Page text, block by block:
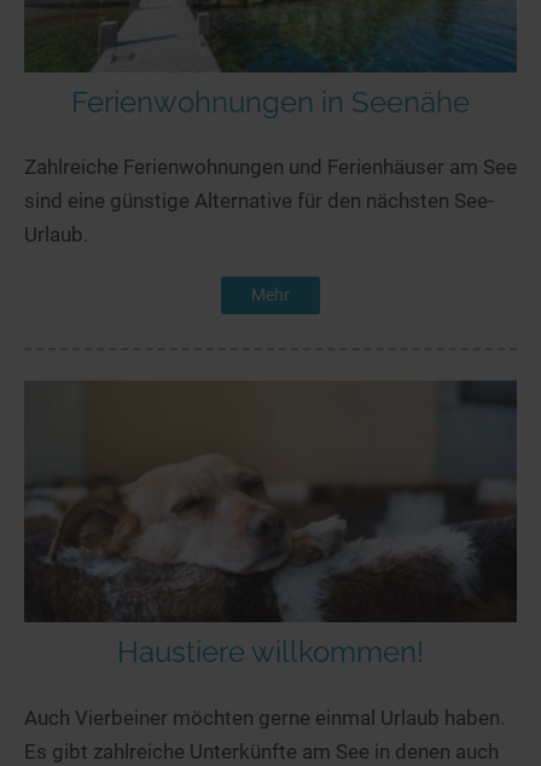
Ferienwohnungen in Seenähe
Zahlreiche Ferienwohnungen und Ferienhäuser am See
sind eine günstige Alternative für den nächsten See-
Urlaub.
Mehr
Haustiere willkommen!
Auch Vierbeiner möchten gerne einmal Urlaub haben.
Es gibt zahlreiche Unterkünfte am See in denen auch